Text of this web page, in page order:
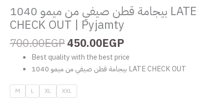
بيجامة قطن صيفي من ميمو 1040 LATE
CHECK OUT | Pyjamty
700.00EGP450.00EGP
Best quality with the best price
بيجامة قطن صيفي من ميمو 1040 LATE CHECK OUT
M L XL XXL